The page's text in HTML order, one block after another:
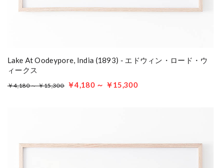
Lake At Oodeypore, India (1893) - エドウィン・ロード・ウ
ィークス
￥4,180 ～ ￥15,300 ￥4,180 ～ ￥15,300